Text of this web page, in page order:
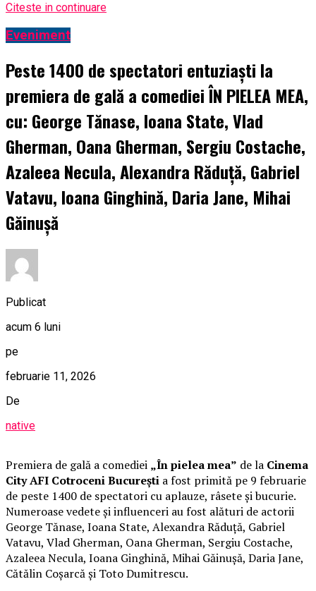
Citeste in continuare
Eveniment
Peste 1400 de spectatori entuziaști la
premiera de gală a comediei ÎN PIELEA MEA,
cu: George Tănase, Ioana State, Vlad
Gherman, Oana Gherman, Sergiu Costache,
Azaleea Necula, Alexandra Răduță, Gabriel
Vatavu, Ioana Ginghină, Daria Jane, Mihai
Găinușă
Publicat
acum 6 luni
pe
februarie 11, 2026
De
native
Premiera de gală a comediei „În pielea mea” de la Cinema
City AFI Cotroceni București a fost primită pe 9 februarie
de peste 1400 de spectatori cu aplauze, râsete și bucurie.
Numeroase vedete și influenceri au fost alături de actorii
George Tănase, Ioana State, Alexandra Răduță, Gabriel
Vatavu, Vlad Gherman, Oana Gherman, Sergiu Costache,
Azaleea Necula, Ioana Ginghină, Mihai Găinușă, Daria Jane,
Cătălin Coșarcă și Toto Dumitrescu.